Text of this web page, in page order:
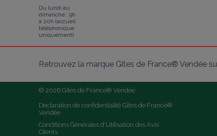
Du lundi au
dimanche : 9h
à 20h (accueil
téléphonique
uniquement).
Retrouvez la marque Gîtes de France® Vendée
© 2026 Gîtes de France® Vendée
Déclaration de confidentialité Gîtes de France®
Vendée
Conditions Générales d'Utilisation des Avis
Clients